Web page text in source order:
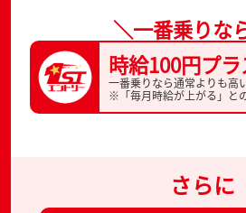
＼一番乗りな
時給100円プラ
一番乗りなら通常よりも高
※「毎月時給が上がる」と
さらに